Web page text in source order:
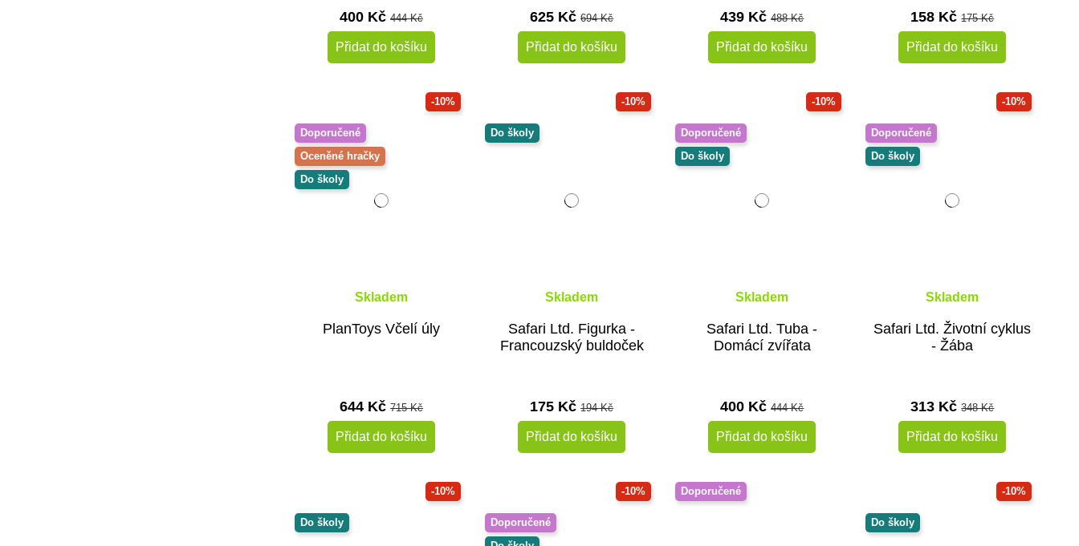
400 Kč444 Kč
Přidat do košíku
625 Kč694 Kč
Přidat do košíku
439 Kč488 Kč
Přidat do košíku
158 Kč175 Kč
Přidat do košíku
-10%
Doporučené
Oceněné hračky
Do školy
Skladem
PlanToys Včelí úly
644 Kč715 Kč
Přidat do košíku
-10%
Do školy
Skladem
Safari Ltd. Figurka -
Francouzský buldoček
175 Kč194 Kč
Přidat do košíku
-10%
Doporučené
Do školy
Skladem
Safari Ltd. Tuba -
Domácí zvířata
400 Kč444 Kč
Přidat do košíku
-10%
Doporučené
Do školy
Skladem
Safari Ltd. Životní cyklus
- Žába
313 Kč348 Kč
Přidat do košíku
-10%
Do školy
-10%
Doporučené
Doporučené -10%
Do školy